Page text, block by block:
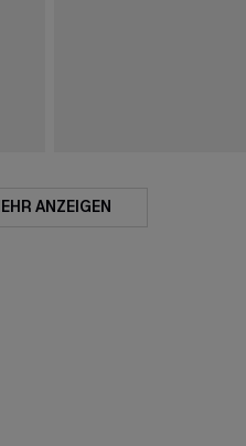
ANZEIGEN